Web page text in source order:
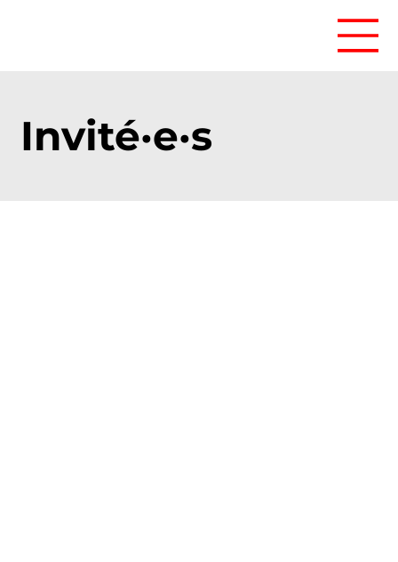
Invité·e·s